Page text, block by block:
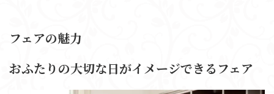
フェアの魅力
おふたりの大切な日がイメージできるフェア